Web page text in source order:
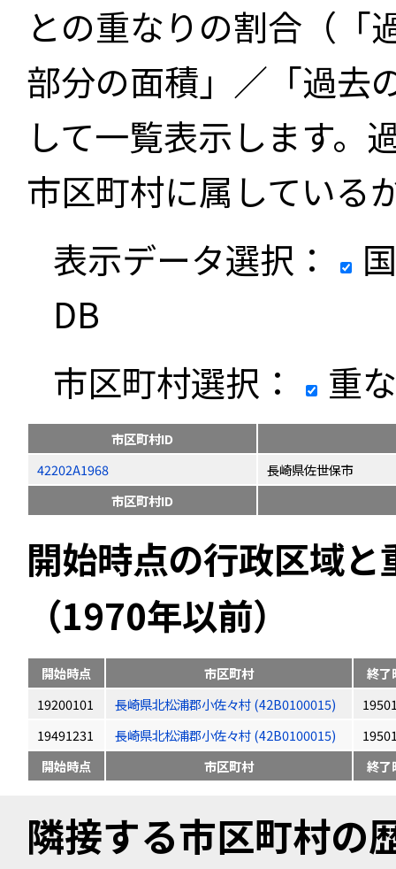
との重なりの割合（「
部分の面積」／「過去
して一覧表示します。
市区町村に属している
表示データ選択：
DB
市区町村選択：
重
市区町村ID
42202A1968
長崎県佐世保市
市区町村ID
開始時点の行政区域
（1970年以前）
開始時点 市区町村
終了
19200101
長崎県北松浦郡小佐々村 (42B0100015)
19491231
長崎県北松浦郡小佐々村 (42B0100015)
開始時点
市区町村 終了
隣接する市区町村の